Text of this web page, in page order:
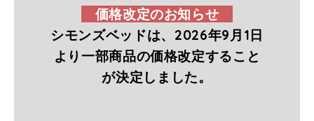
価格改定のお知らせ
シモンズベッドは、2026年9月1日
より一部商品の価格改定すること
が決定しました。